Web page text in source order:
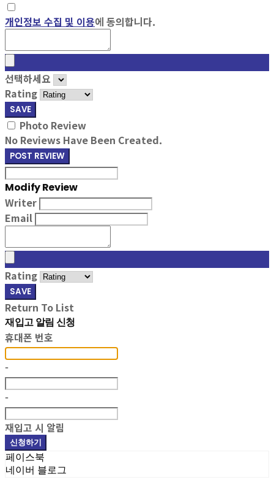
개인정보 수집 및 이용에 동의합니다.
선택하세요
Rating
SAVE
Photo Review
No Reviews Have Been Created.
POST REVIEW
Modify Review
Writer
Email
Rating
SAVE
Return To List
재입고 알림 신청
휴대폰 번호
-
-
재입고 시 알림
신청하기
페이스북
네이버 블로그